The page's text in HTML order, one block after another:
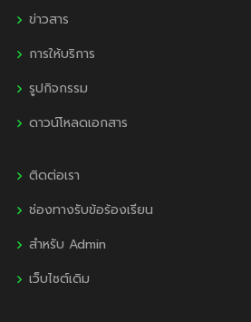
ข่าวสาร
การให้บริการ
รูปกิจกรรม
ดาวน์โหลดเอกสาร
ติดต่อเรา
ช่องทางรับข้อร้องเรียน
สำหรับ Admin
เว็บไซต์เดิม